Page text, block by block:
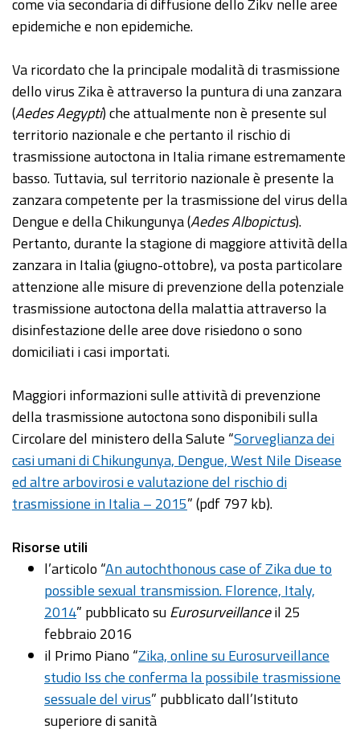
come via secondaria di diffusione dello Zikv nelle aree
epidemiche e non epidemiche.
Va ricordato che la principale modalità di trasmissione
dello virus Zika è attraverso la puntura di una zanzara
(Aedes Aegypti) che attualmente non è presente sul
territorio nazionale e che pertanto il rischio di
trasmissione autoctona in Italia rimane estremamente
basso. Tuttavia, sul territorio nazionale è presente la
zanzara competente per la trasmissione del virus della
Dengue e della Chikungunya (Aedes Albopictus).
Pertanto, durante la stagione di maggiore attività della
zanzara in Italia (giugno-ottobre), va posta particolare
attenzione alle misure di prevenzione della potenziale
trasmissione autoctona della malattia attraverso la
disinfestazione delle aree dove risiedono o sono
domiciliati i casi importati.
Maggiori informazioni sulle attività di prevenzione
della trasmissione autoctona sono disponibili sulla
Circolare del ministero della Salute “Sorveglianza dei
casi umani di Chikungunya, Dengue, West Nile Disease
ed altre arbovirosi e valutazione del rischio di
trasmissione in Italia – 2015” (pdf 797 kb).
Risorse utili
l’articolo “An autochthonous case of Zika due to
possible sexual transmission. Florence, Italy,
2014” pubblicato suEurosurveillanceil 25
febbraio 2016
il Primo Piano “Zika, online su Eurosurveillance
studio Iss che conferma la possibile trasmissione
sessuale del virus” pubblicato dall’Istituto
superiore di sanità